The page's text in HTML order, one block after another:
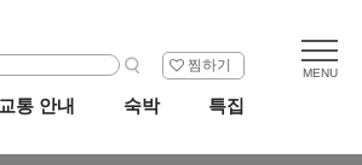
찜하기
교통 안내 숙박 특집